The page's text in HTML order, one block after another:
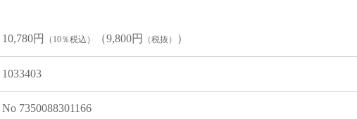
10,780円 （10％税込） （9,800円 （税抜） ）
1033403
No 7350088301166